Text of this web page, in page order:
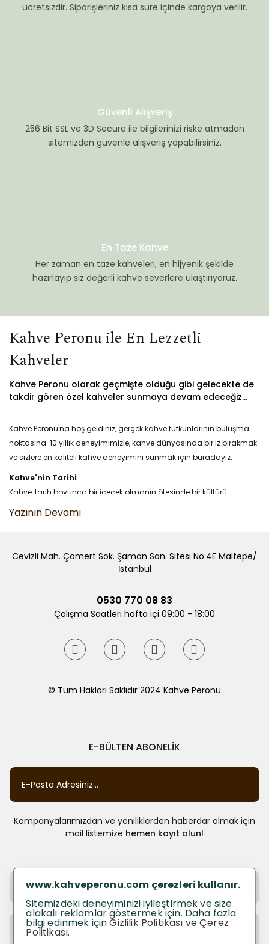
ücretsizdir. Siparişleriniz kısa süre içinde kargoya verilir.
Güvenli Alışveriş
256 Bit SSL ve 3D Secure ile bilgilerinizi riske atmadan
sitemizden güvenle alışveriş yapabilirsiniz.
En Taze Kahve
Her zaman en taze kahveleri, en hijyenik şekilde
hazırlayıp siz değerli kahve severlere ulaştırıyoruz.
Kahve Peronu ile En Lezzetli
Kahveler
Kahve Peronu olarak geçmişte olduğu gibi gelecekte de
takdir gören özel kahveler sunmaya devam edeceğiz...
Kahve Peronu'na hoş geldiniz, gerçek kahve tutkunlarının buluşma
noktasına. 10 yıllık deneyimimizle, kahve dünyasında bir iz bırakmak
ve sizlere en kaliteli kahve deneyimini sunmak için buradayız.
Kahve'nin Tarihi
Kahve, tarih boyunca bir içecek olmanın ötesinde bir kültürü
Kahvenin sonsuz çeşitliliği ile tanışın. Arabica'dan Robusta'ya,
sıradan kahveden özel karışımlara kadar geniş bir kahve yelpazesini
Kahvenin yetiştirilme ve işlenme süreçlerine dair merak ettiğiniz her
adım takip edin.
ve lezzet profilini öğrenerek, kahve tercihlerinizi belirleyin.
Kahve Demleme Türleri
Aeropress'ten V60'a, farklı demleme yöntemlerini keşfedin. Her bir
yöntemle farklı aromaları ortaya çıkararak kahve deneyiminizi
Kahve Seçerken Nelere Dikkat Edilmeli
Kahve'nin Sağlığa Etkisi
kahve tüketiminin sağlığınıza olan katkılarını keşfedin.
Kahve Aromaları
Cevizli Mah. Çömert Sok. Şaman San. Sitesi No:4E Maltepe/
İstanbul
0530 770 08 83
Çalışma Saatleri hafta içi 09:00 - 18:00
© Tüm Hakları Saklıdır 2024 Kahve Peronu
E-BÜLTEN ABONELİK
Kampanyalarımızdan ve yeniliklerden haberdar olmak için
mail listemize hemen kayıt olun!
KURUMSAL
LİNKLER
www.kahveperonu.com çerezleri kullanır.
Sitemizdeki deneyiminizi iyileştirmek ve size
alakalı reklamlar göstermek için. Daha fazla
bilgi edinmek içinGizlilik Politikası veÇerez
Politikası.